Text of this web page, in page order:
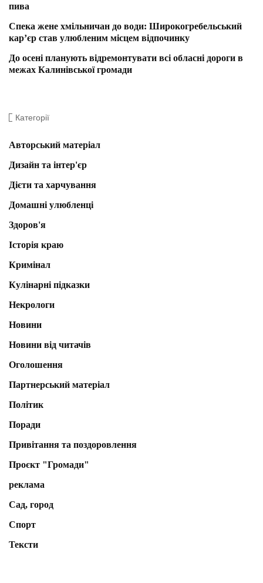
пива
Спека жене хмільничан до води: Широкогребельський
кар’єр став улюбленим місцем відпочинку
До осені планують відремонтувати всі обласні дороги в
межах Калинівської громади
Категорії
Авторський матеріал
Дизайн та інтер'єр
Дієти та харчування
Домашні улюбленці
Здоров'я
Історія краю
Кримінал
Кулінарні підказки
Некрологи
Новини
Новини від читачів
Оголошення
Партнерський матеріал
Політик
Поради
Привітання та поздоровлення
Проєкт "Громади"
реклама
Сад, город
Спорт
Тексти